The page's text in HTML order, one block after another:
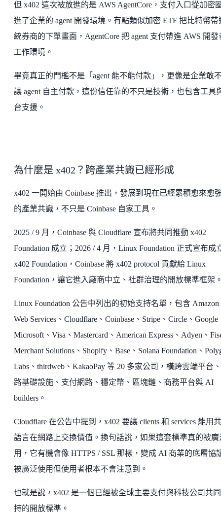
但 x402 這次被放進的是 AWS AgentCore，支付入口從加密
進了企業的 agent 開發環境。有點類似加密 ETF 把比特幣帶
統券商的下單畫面，AgentCore 把 agent 支付帶進 AWS 開發
工作環境。
畢竟真正的門檻不是「agent 能不能付款」，更像是企業敢
讓 agent 自主付款，這份信任靠的不只是技術，也包含工具
台支援。
為什麼是 x402？跨產業共識已經形成
x402 一開始由 Coinbase 推出，發展到現在已經累積愈來愈
的產業共識，不只是 Coinbase 自家工具。
2025 / 9 月，Coinbase 與 Cloudflare 宣布將共同推動 x402
Foundation 成立；2026 / 4 月，Linux Foundation 正式宣布成
x402 Foundation，Coinbase 將 x402 protocol 貢獻給 Linux
Foundation，讓它進入廠商中立、社群治理的開放標準框架
Linux Foundation 公告中列出的初始支持名單，包含 Amazon
Web Services、Cloudflare、Coinbase、Stripe、Circle、Google
Microsoft、Visa、Mastercard、American Express、Adyen、
Merchant Solutions、Shopify、Base、Solana Foundation、
Labs、thirdweb、KakaoPay 等 20 多家公司，橫跨雲端平台
路基礎設施、支付網路、穩定幣、區塊鏈、商務平台與 AI
builders。
Cloudflare 在公告中提到，x402 要讓 clients 和 services 能用
語言在網路上交換價值。換句話說，如果這套標準真的被廣
用，它有機會像 HTTPS / SSL 那樣，變成 AI 商業的底層協
被廣泛使用但使用者根本不會注意到。
也就是說，x402 是一個已經被全球主要支付與科技公司共
持的開放標準。